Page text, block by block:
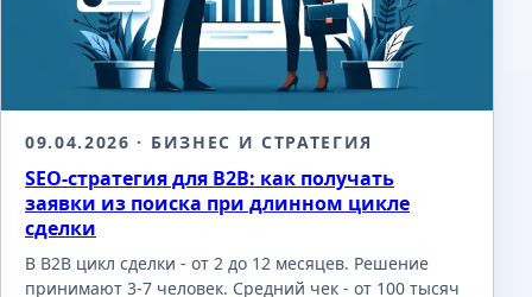
09.04.2026 · БИЗНЕС И СТРАТЕГИЯ
SEO-стратегия для B2B: как получать
заявки из поиска при длинном цикле
сделки
В B2B цикл сделки - от 2 до 12 месяцев. Решение
принимают 3-7 человек. Средний чек - от 100 тысяч